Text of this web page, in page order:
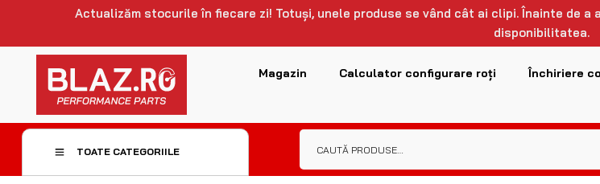
Actualizăm stocurile în fiecare zi! Totuși, unele produse se vând cât ai clipi. Înainte de
disponibilitatea.
Magazin Calculator configurare roți Închiriere
TOATE CATEGORIILE